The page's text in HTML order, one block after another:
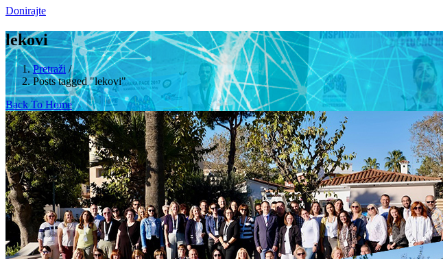
Donirajte
lekovi
Pretraži /
Posts tagged "lekovi"
Back To Home